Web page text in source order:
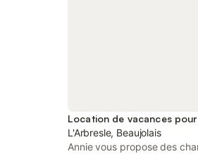
L'Arbresle, Beaujolais
Annie vous propose des